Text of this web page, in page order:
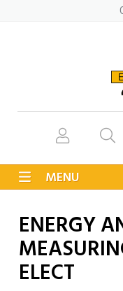
MENU
ENERGY
ELECT